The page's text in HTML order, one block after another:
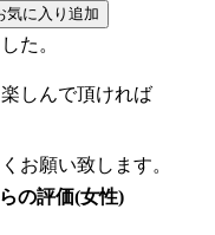
た。
しんで頂ければ
お願い致します。
の評価(女性)